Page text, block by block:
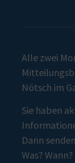
Alle zwei
Nötsch im
Sie haben
Dann
Was?